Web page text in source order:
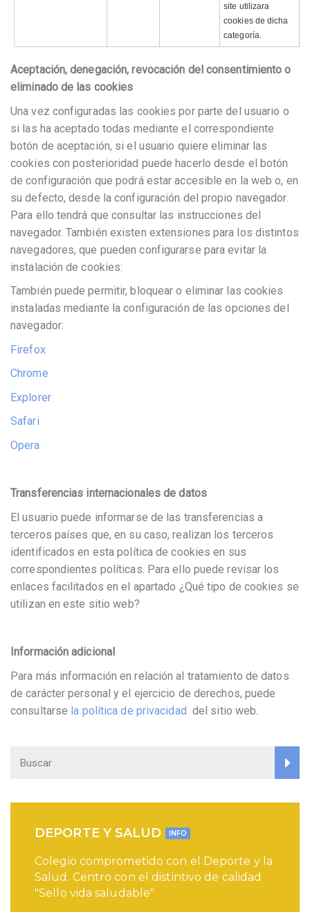
site utilizara
cookies de dicha
categoría.
Aceptación, denegación, revocación del consentimiento o
eliminado de las cookies
Una vez configuradas las cookies por parte del usuario o
si las ha aceptado todas mediante el correspondiente
botón de aceptación, si el usuario quiere eliminar las
cookies con posterioridad puede hacerlo desde el botón
de configuración que podrá estar accesible en la web o, en
su defecto, desde la configuración del propio navegador.
Para ello tendrá que consultar las instrucciones del
navegador. También existen extensiones para los distintos
navegadores, que pueden configurarse para evitar la
instalación de cookies:
También puede permitir, bloquear o eliminar las cookies
instaladas mediante la configuración de las opciones del
navegador:
Firefox
Chrome
Explorer
Safari
Opera
Transferencias internacionales de datos
El usuario puede informarse de las transferencias a
terceros países que, en su caso, realizan los terceros
identificados en esta política de cookies en sus
correspondientes políticas. Para ello puede revisar los
enlaces facilitados en el apartado ¿Qué tipo de cookies se
utilizan en este sitio web?
Información adicional
Para más información en relación al tratamiento de datos
de carácter personal y el ejercicio de derechos, puede
consultarse la política de privacidad del sitio web.
DEPORTE Y SALUD INFO
Colegio comprometido con el Deporte y la
Salud. Centro con el distintivo de calidad
"Sello vida saludable"